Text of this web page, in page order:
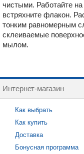
чистыми. Работайте
встряхните флакон.
тонким равномерным
склеиваемые
мылом.
Интернет-магазин
Как выбрать
Как купить
Доставка
Бонусная программа